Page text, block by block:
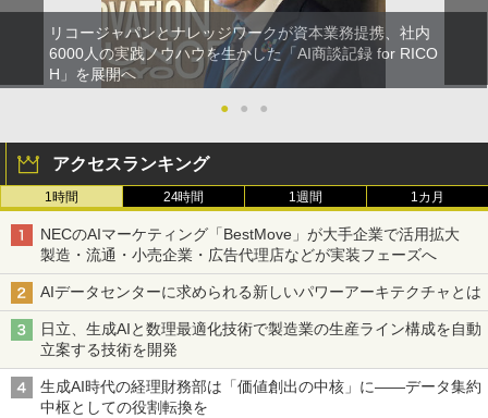
リコージャパンとナレッジワークが資本業務提携、社内
6000人の実践ノウハウを生かした「AI商談記録 for RICO
H」を展開へ
●
● ●
アクセスランキング
1時間 24時間 1週間 1カ月
NECのAIマーケティング「BestMove」が大手企業で活用拡大
製造・流通・小売企業・広告代理店などが実装フェーズへ
AIデータセンターに求められる新しいパワーアーキテクチャとは
日立、生成AIと数理最適化技術で製造業の生産ライン構成を自動
立案する技術を開発
生成AI時代の経理財務部は「価値創出の中核」に――データ集約
中枢としての役割転換を